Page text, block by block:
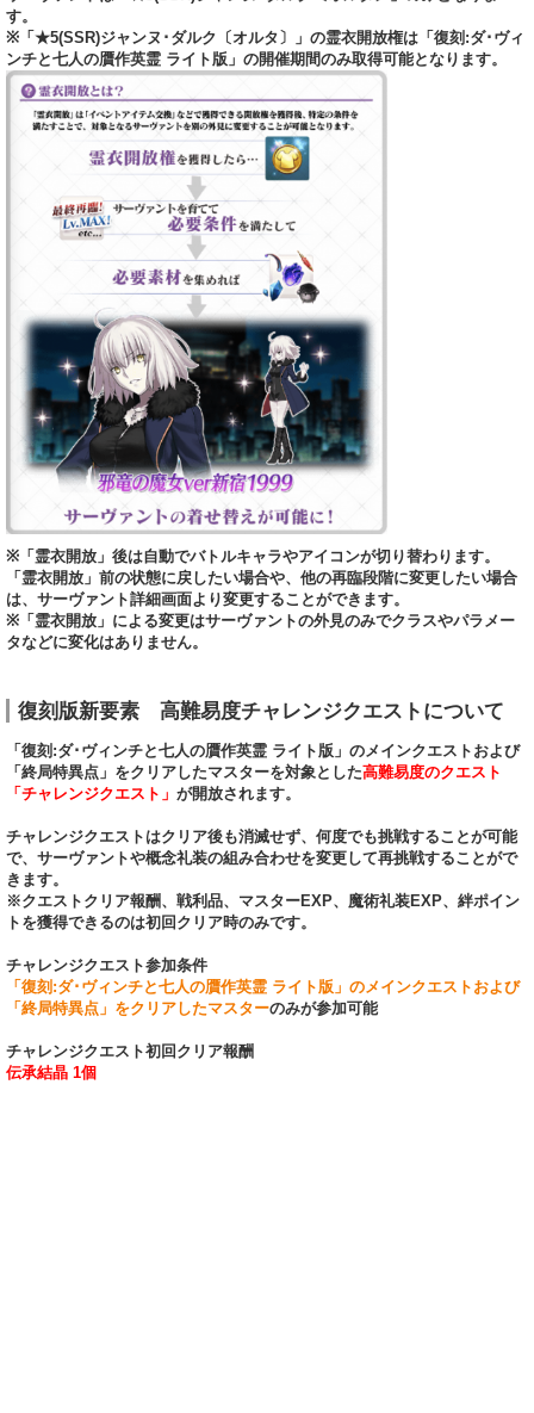
す。
※「★5(SSR)ジャンヌ･ダルク〔オルタ〕」の霊衣開放権は「復刻:ダ･ヴィ
ンチと七人の贋作英霊 ライト版」の開催期間のみ取得可能となります。
※「霊衣開放」後は自動でバトルキャラやアイコンが切り替わります。
「霊衣開放」前の状態に戻したい場合や、他の再臨段階に変更したい場合
は、サーヴァント詳細画面より変更することができます。
※「霊衣開放」による変更はサーヴァントの外見のみでクラスやパラメー
タなどに変化はありません。
復刻版新要素 高難易度チャレンジクエストについて
「復刻:ダ･ヴィンチと七人の贋作英霊 ライト版」のメインクエストおよび
「終局特異点」をクリアしたマスターを対象とした高難易度のクエスト
「チャレンジクエスト」 が開放されます。
チャレンジクエストはクリア後も消滅せず、何度でも挑戦することが可能
で、サーヴァントや概念礼装の組み合わせを変更して再挑戦することがで
きます。
※クエストクリア報酬、戦利品、マスターEXP、魔術礼装EXP、絆ポイン
トを獲得できるのは初回クリア時のみです。
チャレンジクエスト参加条件
「復刻:ダ･ヴィンチと七人の贋作英霊 ライト版」のメインクエストおよび
「終局特異点」をクリアしたマスターのみが参加可能
チャレンジクエスト初回クリア報酬
伝承結晶 1個